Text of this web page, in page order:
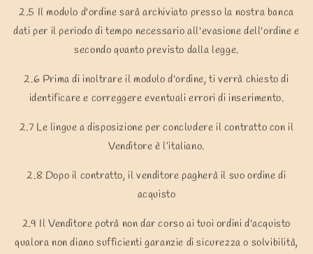
2.5 Il modulo d'ordine sarà archiviato presso la nostra banca
dati per il periodo di tempo necessario all'evasione dell'ordine e
secondo quanto previsto dalla legge.
2.6 Prima di inoltrare il modulo d'ordine, ti verrà chiesto di
identificare e correggere eventuali errori di inserimento.
2.7 Le lingue a disposizione per concludere il contratto con il
Venditore è l’italiano.
2.8 Dopo il contratto, il venditore pagherà il suo ordine di
acquisto
2.9 Il Venditore potrà non dar corso ai tuoi ordini d'acquisto
qualora non diano sufficienti garanzie di sicurezza o solvibilità,